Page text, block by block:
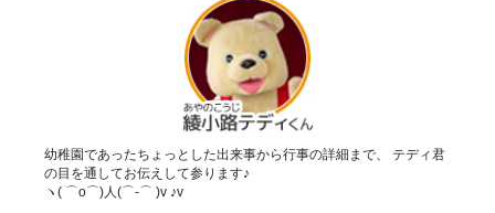
幼稚園であったちょっとした出来事から行事の詳細まで、 テディ君
の目を通してお伝えして参ります♪
ヽ( ⌒o⌒)人(⌒-⌒ )v ♪v